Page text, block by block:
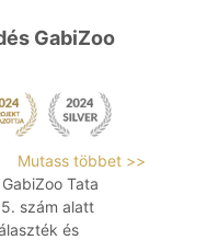
GabiZoo
Mutass többet >>
Tata
szám alatt
és